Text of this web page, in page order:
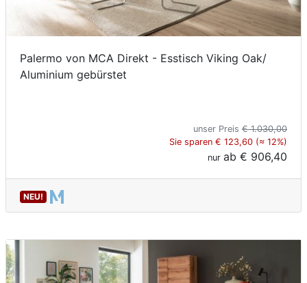
Palermo von MCA Direkt - Esstisch Viking Oak/
Aluminium gebürstet
unser Preis € 1.030,00
Sie sparen € 123,60 (≈ 12%)
nur ab € 906,40
NEU!